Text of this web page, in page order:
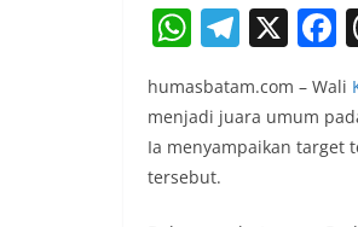
W
h
at
s
A
T
e
gr
X F
a
c
e
humasbatam.com – Wali
menjadi juara umum
Ia menyampaikan target
tersebut.